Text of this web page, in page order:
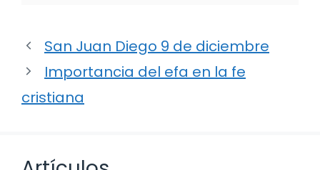
San Juan Diego 9 de diciembre
Importancia del efa en la fe
cristiana